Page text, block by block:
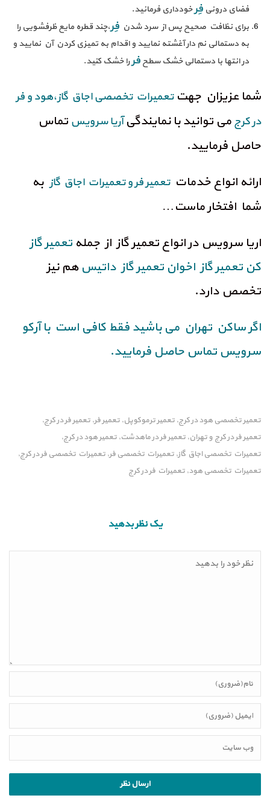
فضای درونی فِرخودداری فرمائید.
برای نظافت صحیح پس از سرد شدن فِر،چند قطره مایع ظرفشویی را
به دستمالی نم دار آغشته نمایید و اقدام به تمیزی کردن آن نمایید و
در انتها با دستمالی خشک سطحفررا خشک کنید.
شما عزیزان جهتتعمیرات تخصصی اجاق گاز،هود و فر
در کرجمی توانید با نمایندگیآریا سرویس تماس
حاصل فرمایید.
ارائه انواع خدماتتعمیر فر و تعمیرات اجاق گاز به
شما افتخار ماست…
اریا سرویس در انواع تعمیر گاز از جمله تعمیر گاز
کن تعمیر گاز اخوان تعمیر گاز داتیس هم نیز
تخصص دارد.
اگر ساکن تهران می باشید فقط کافی است با آرکو
سرویس تماس حاصل فرمایید.
تعمیر تخصصی هود در کرج, تعمیر ترموکوپل, تعمیر فر, تعمیر فر در کرج,
تعمیر فر در کرج و تهران, تعمیر فر در ماهدشت, تعمیر هود در کرج,
تعمیرات تخصصی اجاق گاز, تعمیرات تخصصی فر, تعمیرات تخصصی فر در کرج,
تعمیرات تخصصی هود, تعمیرات فر در کرج
یک نظر بدهید